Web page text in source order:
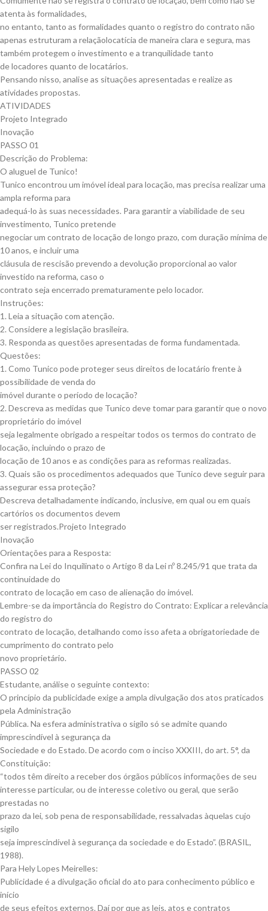
atenta às formalidades,
no entanto, tanto as formalidades quanto o registro do contrato não
apenas estruturam a relaçãolocatícia de maneira clara e segura, mas
também protegem o investimento e a tranquilidade tanto
de locadores quanto de locatários.
Pensando nisso, analise as situações apresentadas e realize as
atividades propostas.
ATIVIDADES
Projeto Integrado
Inovação
PASSO 01
Descrição do Problema:
O aluguel de Tunico!
Tunico encontrou um imóvel ideal para locação, mas precisa realizar uma
ampla reforma para
adequá-lo às suas necessidades. Para garantir a viabilidade de seu
investimento, Tunico pretende
negociar um contrato de locação de longo prazo, com duração mínima de
10 anos, e incluir uma
cláusula de rescisão prevendo a devolução proporcional ao valor
investido na reforma, caso o
contrato seja encerrado prematuramente pelo locador.
Instruções:
1. Leia a situação com atenção.
2. Considere a legislação brasileira.
3. Responda as questões apresentadas de forma fundamentada.
Questões:
1. Como Tunico pode proteger seus direitos de locatário frente à
possibilidade de venda do
imóvel durante o período de locação?
2. Descreva as medidas que Tunico deve tomar para garantir que o novo
proprietário do imóvel
seja legalmente obrigado a respeitar todos os termos do contrato de
locação, incluindo o prazo de
locação de 10 anos e as condições para as reformas realizadas.
3. Quais são os procedimentos adequados que Tunico deve seguir para
assegurar essa proteção?
Descreva detalhadamente indicando, inclusive, em qual ou em quais
cartórios os documentos devem
ser registrados.Projeto Integrado
Inovação
Orientações para a Resposta:
Confira na Lei do Inquilinato o Artigo 8 da Lei nº 8.245/91 que trata da
continuidade do
contrato de locação em caso de alienação do imóvel.
Lembre-se da importância do Registro do Contrato: Explicar a relevância
do registro do
contrato de locação, detalhando como isso afeta a obrigatoriedade de
cumprimento do contrato pelo
novo proprietário.
PASSO 02
Estudante, análise o seguinte contexto:
O princípio da publicidade exige a ampla divulgação dos atos praticados
pela Administração
Pública. Na esfera administrativa o sigilo só se admite quando
imprescindível à segurança da
Sociedade e do Estado. De acordo com o inciso XXXIII, do art. 5°, da
Constituição:
“todos têm direito a receber dos órgãos públicos informações de seu
interesse particular, ou de interesse coletivo ou geral, que serão
prestadas no
prazo da lei, sob pena de responsabilidade, ressalvadas àquelas cujo
sigilo
seja imprescindível à segurança da sociedade e do Estado”. (BRASIL,
1988).
Para Hely Lopes Meirelles:
Publicidade é a divulgação oficial do ato para conhecimento público e
início
de seus efeitos externos. Daí por que as leis, atos e contratos